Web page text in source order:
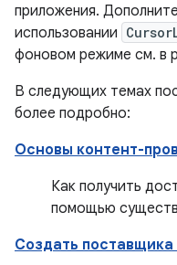
приложения.
использовании
фоновом режиме см. в
В следующих темах
более подробно:
Основы контент-
Как получить
помощью
Создать поставщика